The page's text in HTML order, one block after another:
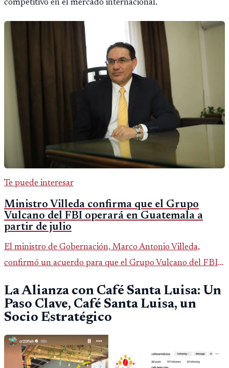
competitivo en el mercado internacional.
Te puede interesar
Ministro Villeda confirma que el Grupo
Vulcano del FBI operará en Guatemala a
partir de julio
El ministro de Gobernación, Marco Antonio Villeda,
confirmó un acuerdo para que el Grupo Vulcano del FBI
fallido con la administración anterior del Ministerio
Público.
La Alianza con Café Santa Luisa: Un
Paso Clave, Café Santa Luisa, un
Socio Estratégico